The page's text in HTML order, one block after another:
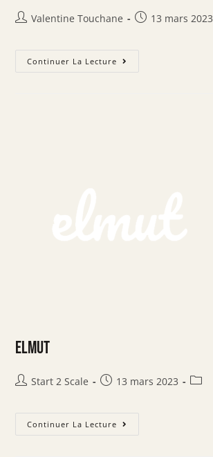
Valentine Touchane 13 mars 2023
Continuer La Lecture
Elmut
Start 2 Scale 13 mars 2023
Continuer La Lecture